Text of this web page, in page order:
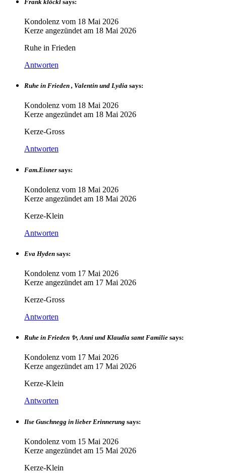
Frank klöckl says:
Kondolenz vom 18 Mai 2026
Kerze angezündet am 18 Mai 2026
Ruhe in Frieden
Antworten
Ruhe in Frieden , Valentin und Lydia says:
Kondolenz vom 18 Mai 2026
Kerze angezündet am 18 Mai 2026
Kerze-Gross
Antworten
Fam.Eisner says:
Kondolenz vom 18 Mai 2026
Kerze angezündet am 18 Mai 2026
Kerze-Klein
Antworten
Eva Hyden says:
Kondolenz vom 17 Mai 2026
Kerze angezündet am 17 Mai 2026
Kerze-Gross
Antworten
Ruhe in Frieden ✨, Anni und Klaudia samt Familie says:
Kondolenz vom 17 Mai 2026
Kerze angezündet am 17 Mai 2026
Kerze-Klein
Antworten
Ilse Guschnegg in lieber Erinnerung says:
Kondolenz vom 15 Mai 2026
Kerze angezündet am 15 Mai 2026
Kerze-Klein